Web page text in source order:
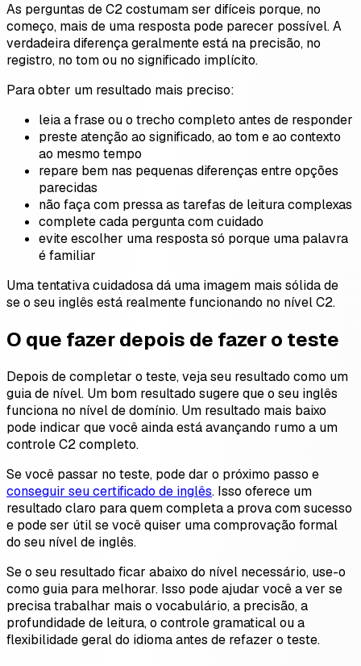
As perguntas de C2 costumam ser difíceis porque, no
começo, mais de uma resposta pode parecer possível. A
verdadeira diferença geralmente está na precisão, no
registro, no tom ou no significado implícito.
Para obter um resultado mais preciso:
leia a frase ou o trecho completo antes de responder
preste atenção ao significado, ao tom e ao contexto
ao mesmo tempo
repare bem nas pequenas diferenças entre opções
parecidas
não faça com pressa as tarefas de leitura complexas
complete cada pergunta com cuidado
evite escolher uma resposta só porque uma palavra
é familiar
Uma tentativa cuidadosa dá uma imagem mais sólida de
se o seu inglês está realmente funcionando no nível C2.
O que fazer depois de fazer o teste
Depois de completar o teste, veja seu resultado como um
guia de nível. Um bom resultado sugere que o seu inglês
funciona no nível de domínio. Um resultado mais baixo
pode indicar que você ainda está avançando rumo a um
controle C2 completo.
Se você passar no teste, pode dar o próximo passo e
conseguir seu certificado de inglês. Isso oferece um
resultado claro para quem completa a prova com sucesso
e pode ser útil se você quiser uma comprovação formal
do seu nível de inglês.
Se o seu resultado ficar abaixo do nível necessário, use-o
como guia para melhorar. Isso pode ajudar você a ver se
precisa trabalhar mais o vocabulário, a precisão, a
profundidade de leitura, o controle gramatical ou a
flexibilidade geral do idioma antes de refazer o teste.